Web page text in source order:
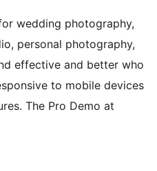
wedding photography,
personal photography,
effective and better who
to mobile devices
The Pro Demo at